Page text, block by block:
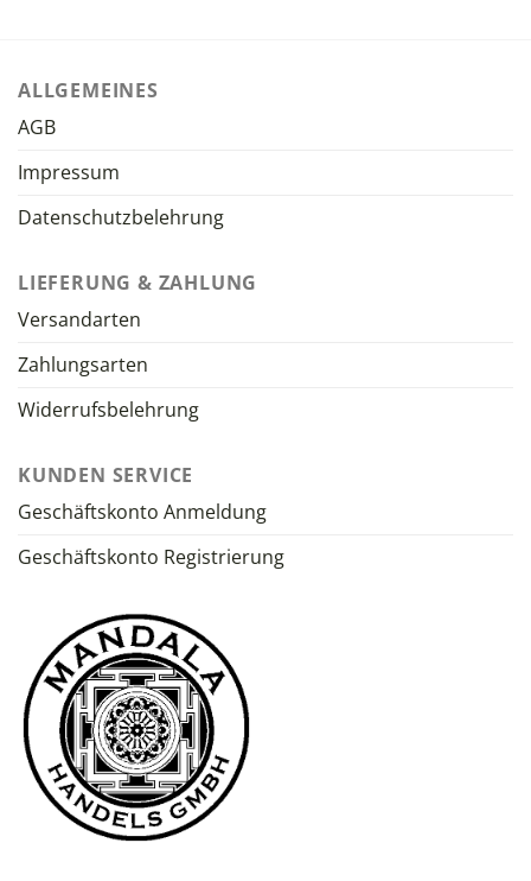
ALLGEMEINES
AGB
Impressum
Datenschutzbelehrung
LIEFERUNG & ZAHLUNG
Versandarten
Zahlungsarten
Widerrufsbelehrung
KUNDEN SERVICE
Geschäftskonto Anmeldung
Geschäftskonto Registrierung